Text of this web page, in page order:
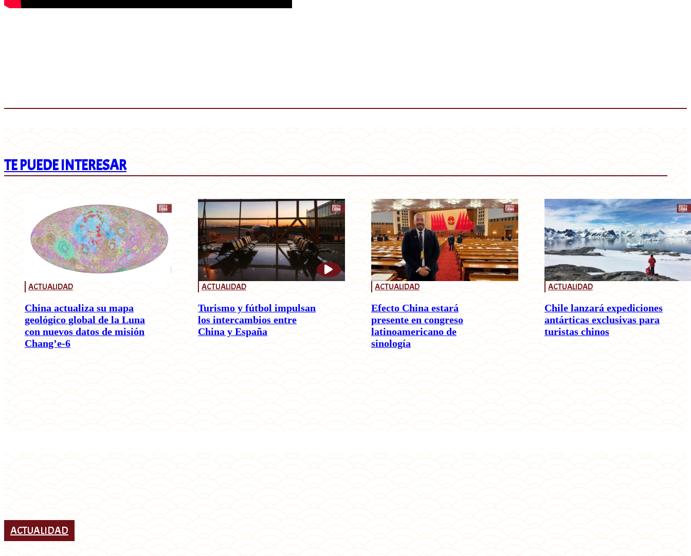
TE PUEDE INTERESAR
ACTUALIDAD
China actualiza su mapa
geológico global de la Luna
con nuevos datos de misión
Chang’e-6
ACTUALIDAD
Turismo y fútbol impulsan
los intercambios entre
China y España
ACTUALIDAD
Efecto China estará
presente en congreso
latinoamericano de
sinología
ACTUALIDAD
Chile lanzará expediciones
antárticas exclusivas para
turistas chinos
ACTUALIDAD